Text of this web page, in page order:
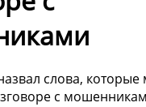
слова, которые
с